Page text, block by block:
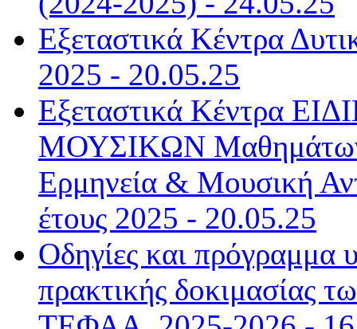
Εξεταστικά Κέντρα
2025 - 20.05.25
Εξεταστικά Κέντρα
ΜΟΥΣΙΚΩΝ Μαθημάτων
Ερμηνεία & Μουσική
έτους 2025 - 20.05.25
Οδηγίες και πρόγραμμα
πρακτικής δοκιμασίας